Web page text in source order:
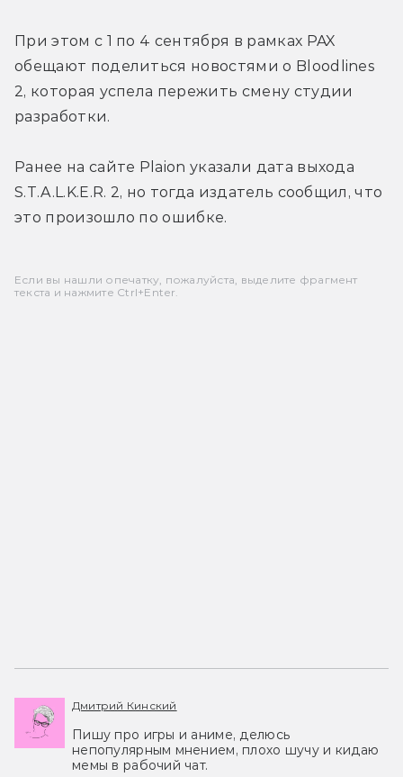
При этом с 1 по 4 сентября в рамках PAX
обещают поделиться новостями о Bloodlines
2, которая успела пережить смену студии
разработки.
Ранее на сайте Plaion указали дата выхода
S.T.A.L.K.E.R. 2, но тогда издатель сообщил, что
это произошло по ошибке.
Если вы нашли опечатку, пожалуйста, выделите фрагмент
текста и нажмите Ctrl+Enter.
Дмитрий Кинский
Пишу про игры и аниме, делюсь
непопулярным мнением, плохо шучу и кидаю
мемы в рабочий чат.